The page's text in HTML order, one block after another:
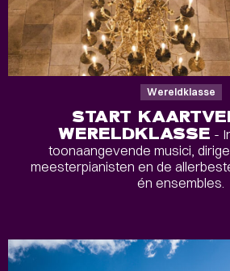
Wereldklasse
START
WERELDKLASSE -
toonaangevende musici,
meesterpianisten en de
én ensembles.